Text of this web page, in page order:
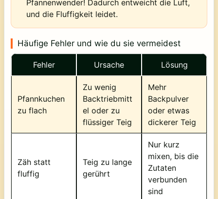
Pfannenwender! Dadurch entweicht die Luft,
und die Fluffigkeit leidet.
Häufige Fehler und wie du sie vermeidest
Fehler Ursache Lösung
Pfannkuchen
zu flach
Zu wenig
Backtriebmitt
el oder zu
flüssiger Teig
Mehr
Backpulver
oder etwas
dickerer Teig
Zäh statt
fluffig
Teig zu lange
gerührt
Nur kurz
mixen, bis die
Zutaten
verbunden
sind